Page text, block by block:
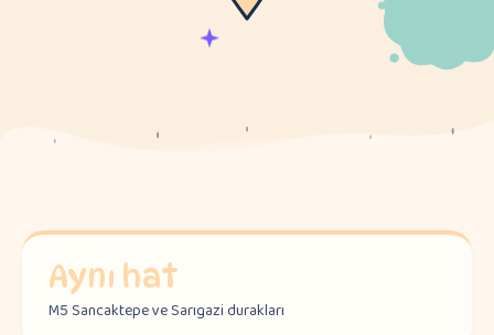
Aynı hat
M5 Sancaktepe ve Sarıgazi durakları